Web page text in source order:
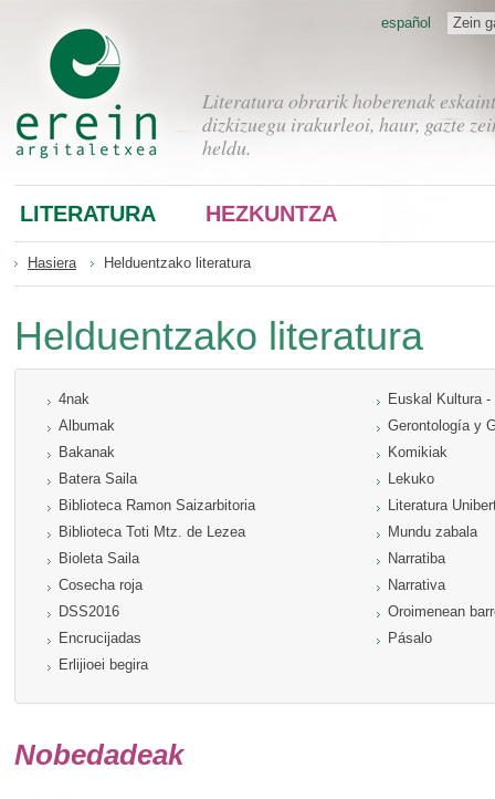
Literatura obrarik hoberenak
dizkizuegu irakurleoi, haur, gazte
heldu.
Zein
español
LITERATURA HEZKUNTZA
Hasiera Helduentzako literatura
Helduentzako literatura
4nak
Albumak
Bakanak
Batera Saila
Biblioteca Ramon Saizarbitoria
Biblioteca Toti Mtz. de Lezea
Bioleta Saila
Cosecha roja
DSS2016
Encrucijadas
Erlijioei begira
Euskal Kultura
Gerontología y
Komikiak
Lekuko
Literatura
Mundu zabala
Narratiba
Narrativa
Oroimenean
Pásalo
Nobedadeak